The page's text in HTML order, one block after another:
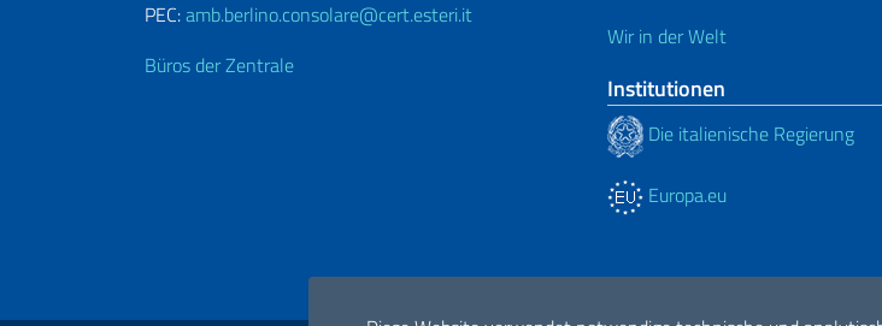
PEC:amb.berlino.consolare@cert.esteri.it
Büros der Zentrale
Wir in der Welt
Institutionen
Die italienische Regierung
Europa.eu